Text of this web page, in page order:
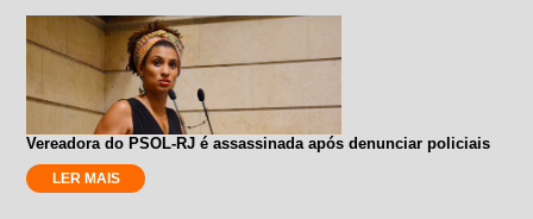
Vereadora do PSOL-RJ é assassinada após denunciar policiais
LER MAIS